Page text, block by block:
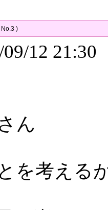
No.3 )
12 21:30
ん
を考える